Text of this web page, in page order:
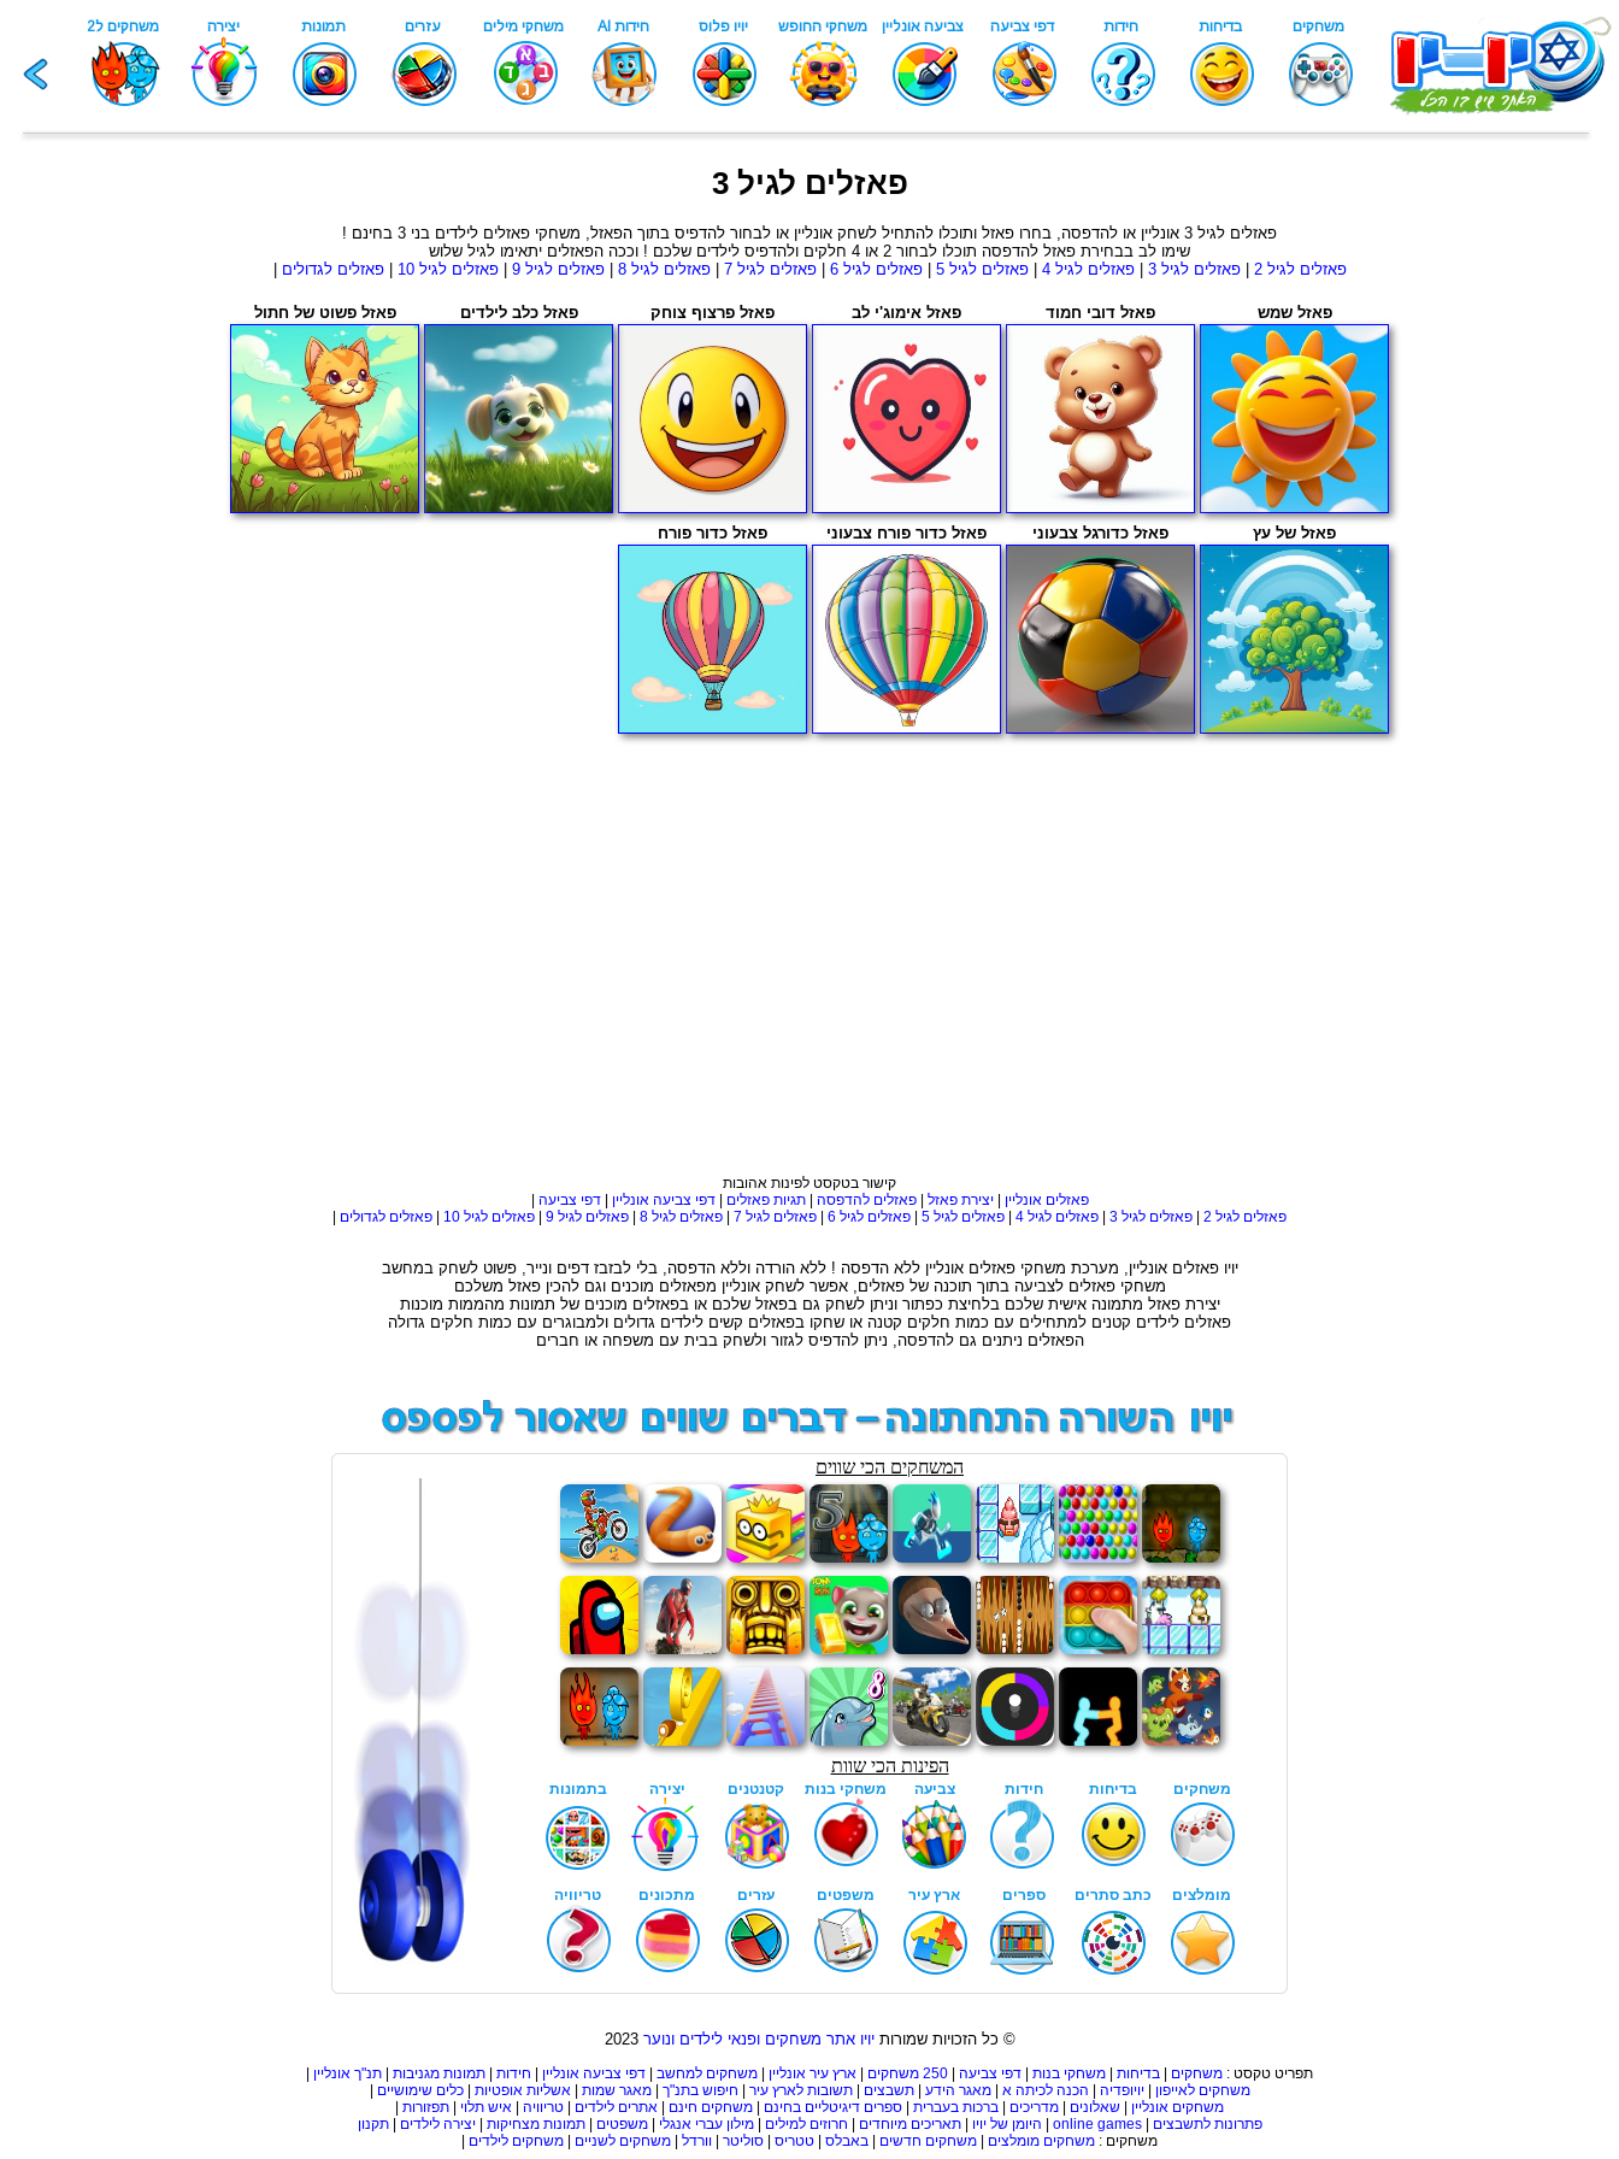
פאזלים לגיל 3
פאזלים לגיל 3 אונליין או להדפסה, בחרו פאזל ותוכלו להתחיל לשחק אונליין או לבחור להדפיס בתוך הפאזל, משחקי פאזלים לילדים בני 3 בחינם !
שימו לב בבחירת פאזל להדפסה תוכלו לבחור 2 או 4 חלקים ולהדפיס לילדים שלכם ! וככה הפאזלים יתאימו לגיל שלוש
פאזלים לגיל 2
|פאזלים לגיל 3 |פאזלים לגיל 4 |פאזלים לגיל 5 |פאזלים לגיל 6 |פאזלים לגיל 7 |פאזלים לגיל 8 |פאזלים לגיל 9 |פאזלים לגיל 10 |פאזלים לגדולים
פאזל שמש פאזל דובי חמוד פאזל אימוג'י לב פאזל פרצוף צוחק פאזל כלב לילדים פאזל פשוט של חתול
פאזל של עץ פאזל כדורגל צבעוני פאזל כדור פורח צבעוני פאזל כדור פורח
קישור בטקסט לפינות אהובות
פאזלים אונליין |יצירת פאזל |פאזלים להדפסה |תגיות פאזלים |דפי צביעה אונליין |דפי צביעה |
פאזלים לגיל 2
| פאזלים לגיל 3 | פאזלים לגיל 4 | פאזלים לגיל 5 | פאזלים לגיל 6 | פאזלים לגיל 7 | פאזלים לגיל 8 | פאזלים לגיל 9 | פאזלים לגיל 10 | פאזלים לגדולים |
יויו פאזלים אונליין, מערכת משחקי פאזלים אונליין ללא הדפסה ! ללא הורדה וללא הדפסה, בלי לבזבז דפים ונייר, פשוט לשחק במחשב
משחקי פאזלים לצביעה בתוך תוכנה של פאזלים, אפשר לשחק אונליין מפאזלים מוכנים וגם להכין פאזל משלכם
יצירת פאזל מתמונה אישית שלכם בלחיצת כפתור וניתן לשחק גם בפאזל שלכם או בפאזלים מוכנים של תמונות מהממות מוכנות
פאזלים לילדים קטנים למתחילים עם כמות חלקים קטנה או שחקו בפאזלים קשים לילדים גדולים ולמבוגרים עם כמות חלקים גדולה
הפאזלים ניתנים גם להדפסה, ניתן להדפיס לגזור ולשחק בבית עם משפחה או חברים
© כל הזכויות שמורותיויו אתר משחקים ופנאי לילדים ונוער 2023
תפריט טקסט : משחקים | בדיחות | משחקי בנות | דפי צביעה | 250 משחקים | ארץ עיר אונליין | משחקים למחשב | דפי צביעה אונליין | חידות | תמונות מגניבות | תנ"ך אונליין |
משחקים לאייפון |יויופדיה | הכנה לכיתה א |מאגר הידע |תשבצים |תשובות לארץ עיר | חיפוש בתנ"ך |מאגר שמות |אשליות אופטיות |כלים שימושיים |
משחקים אונליין | שאלונים | מדריכים | ברכות בעברית | ספרים דיגיטליים בחינם | משחקים חינם | אתרים לילדים | טריוויה | איש תלוי | תפזורות |
פתרונות לתשבצים |
online games
| היומן של יויו |תאריכים מיוחדים | חרוזים למילים |מילון עברי אנגלי |משפטים |תמונות מצחיקות |יצירה לילדים |תקנון
משחקים : משחקים מומלצים | משחקים חדשים | באבלס | טטריס | סוליטר | וורדל | משחקים לשניים | משחקים לילדים |